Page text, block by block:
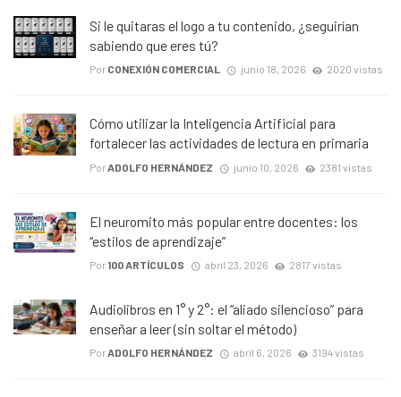
Si le quitaras el logo a tu contenido, ¿seguirían
sabiendo que eres tú?
Por CONEXIÓN COMERCIAL junio 18, 2026 2020 vistas
Cómo utilizar la Inteligencia Artificial para
fortalecer las actividades de lectura en primaria
Por ADOLFO HERNÁNDEZ junio 10, 2026 2381 vistas
El neuromito más popular entre docentes: los
“estilos de aprendizaje”
Por100 ARTÍCULOS abril 23, 2026 2817 vistas
Audiolibros en 1° y 2°: el “aliado silencioso” para
enseñar a leer (sin soltar el método)
PorADOLFO HERNÁNDEZ abril 6, 2026 3194 vistas